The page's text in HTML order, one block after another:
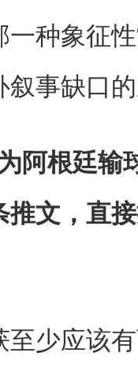
种象征
叙事缺口
阿根廷输
推文，直
至少应该